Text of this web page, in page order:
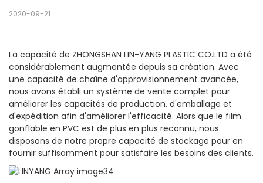
2020-09-21
La capacité de ZHONGSHAN LIN-YANG PLASTIC CO.LTD a été
considérablement augmentée depuis sa création. Avec
une capacité de chaîne d'approvisionnement avancée,
nous avons établi un système de vente complet pour
améliorer les capacités de production, d'emballage et
d'expédition afin d'améliorer l'efficacité. Alors que le film
gonflable en PVC est de plus en plus reconnu, nous
disposons de notre propre capacité de stockage pour en
fournir suffisamment pour satisfaire les besoins des clients.